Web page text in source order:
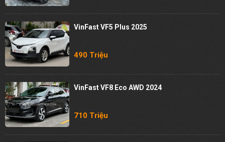
VinFast VF5 Plus 2025
490 Triệu
VinFast VF8 Eco AWD 2024
710 Triệu